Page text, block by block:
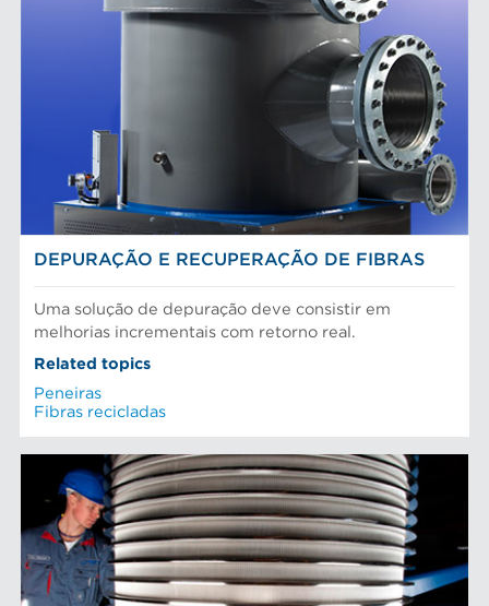
DEPURAÇÃO E RECUPERAÇÃO DE FIBRAS
Uma solução de depuração deve consistir em
melhorias incrementais com retorno real.
Related topics
Peneiras
Fibras recicladas